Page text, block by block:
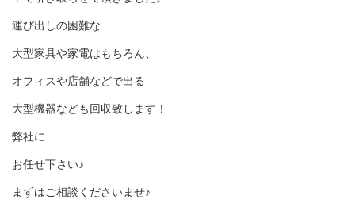
運び出しの困難な
大型家具や家電はもちろん、
オフィスや店舗などで出る
大型機器なども回収致します！
弊社に
お任せ下さい♪
まずはご相談くださいませ♪